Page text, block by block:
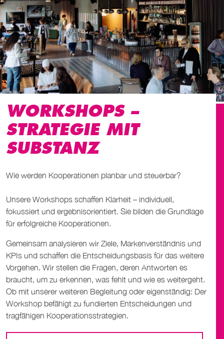
WORKSHOPS –
STRATEGIE MIT
SUBSTANZ
Wie werden Kooperationen planbar und steuerbar?
Unsere Workshops schaffen Klarheit – individuell,
fokussiert und ergebnisorientiert. Sie bilden die Grundlage
für erfolgreiche Kooperationen.
Gemeinsam analysieren wir Ziele, Markenverständnis und
KPIs und schaffen die Entscheidungsbasis für das weitere
Vorgehen. Wir stellen die Fragen, deren Antworten es
braucht, um zu erkennen, was fehlt und wie es weitergeht.
Ob mit unserer weiteren Begleitung oder eigenständig: Der
Workshop befähigt zu fundierten Entscheidungen und
tragfähigen Kooperationsstrategien.